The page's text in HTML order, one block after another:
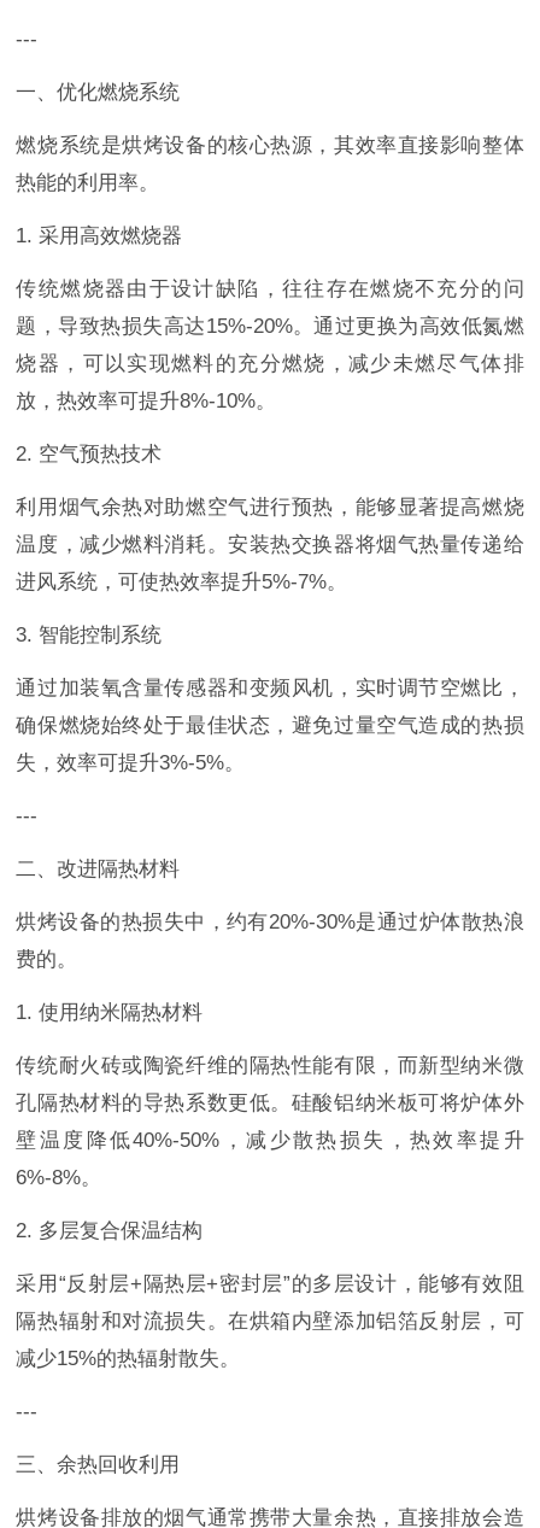
---
一、优化燃烧系统
燃烧系统是烘烤设备的核心热源，其效率直接影响整体
热能的利用率。
1. 采用高效燃烧器
传统燃烧器由于设计缺陷，往往存在燃烧不充分的问
题，导致热损失高达15%-20%。通过更换为高效低氮燃
烧器，可以实现燃料的充分燃烧，减少未燃尽气体排
放，热效率可提升8%-10%。
2. 空气预热技术
利用烟气余热对助燃空气进行预热，能够显著提高燃烧
温度，减少燃料消耗。安装热交换器将烟气热量传递给
进风系统，可使热效率提升5%-7%。
3. 智能控制系统
通过加装氧含量传感器和变频风机，实时调节空燃比，
确保燃烧始终处于最佳状态，避免过量空气造成的热损
失，效率可提升3%-5%。
---
二、改进隔热材料
烘烤设备的热损失中，约有20%-30%是通过炉体散热浪
费的。
1. 使用纳米隔热材料
传统耐火砖或陶瓷纤维的隔热性能有限，而新型纳米微
孔隔热材料的导热系数更低。硅酸铝纳米板可将炉体外
壁温度降低40%-50%，减少散热损失，热效率提升
6%-8%。
2. 多层复合保温结构
采用“反射层+隔热层+密封层”的多层设计，能够有效阻
隔热辐射和对流损失。在烘箱内壁添加铝箔反射层，可
减少15%的热辐射散失。
---
三、余热回收利用
烘烤设备排放的烟气通常携带大量余热，直接排放会造